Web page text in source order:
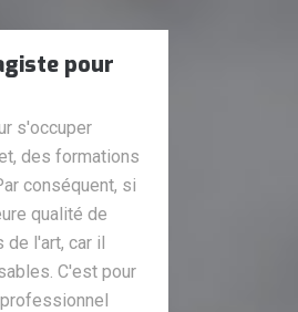
pour
s'occuper
des formations
conséquent, si
qualité de
de l'art, car il
C'est pour